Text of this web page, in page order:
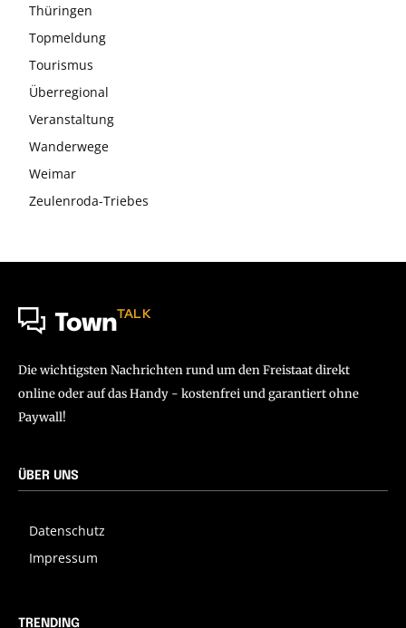
Thüringen
Topmeldung
Tourismus
Überregional
Veranstaltung
Wanderwege
Weimar
Zeulenroda-Triebes
TownTALK
Die wichtigsten Nachrichten rund um den Freistaat direkt
online oder auf das Handy - kostenfrei und garantiert ohne
Paywall!
ÜBER UNS
Datenschutz
Impressum
TRENDING